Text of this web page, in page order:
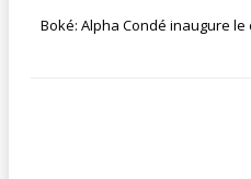
Boké: Alpha Condé inaugure